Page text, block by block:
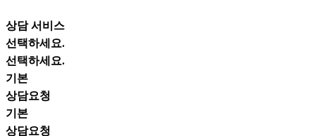
상담 서비스
선택하세요.
선택하세요.
기본
상담요청
기본
상담요청